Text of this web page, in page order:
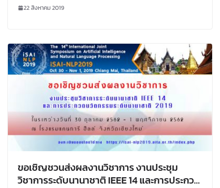
22 สิงหาคม 2019
ขอเชิญชวนส่งผลงานวิชาการ งานประชุม
วิชาการระดับนานาชาติ IEEE 14 และการประกวด